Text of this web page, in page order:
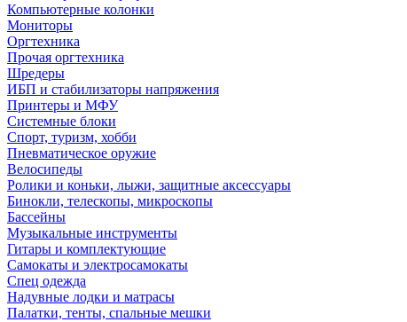
Компьютерные колонки
Мониторы
Оргтехника
Прочая оргтехника
Шредеры
ИБП и стабилизаторы напряжения
Принтеры и МФУ
Системные блоки
Спорт, туризм, хобби
Пневматическое оружие
Велосипеды
Ролики и коньки, лыжи, защитные аксессуары
Бинокли, телескопы, микроскопы
Бассейны
Музыкальные инструменты
Гитары и комплектующие
Самокаты и электросамокаты
Спец одежда
Надувные лодки и матрасы
Палатки, тенты, спальные мешки